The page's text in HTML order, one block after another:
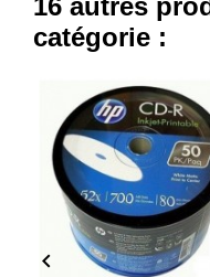
catégorie :
